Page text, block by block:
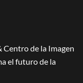
Centro de la Imagen
el futuro de la